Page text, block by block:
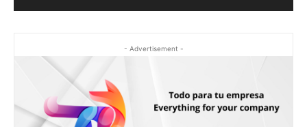
- Advertisement -